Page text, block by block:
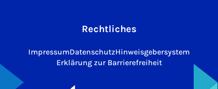
Rechtliches
ImpressumDatenschutzHinweisgebersystem
Erklärung zur Barrierefreiheit